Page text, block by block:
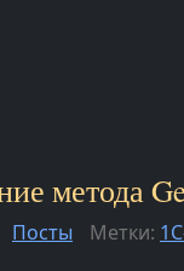
метода
Посты Метки: